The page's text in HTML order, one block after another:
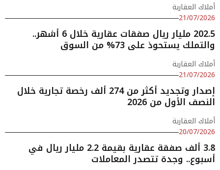
أملاك العقارية
21/07/2026
202.5 مليار ريال صفقات عقارية خلال 6 أشهر..
والتملك يستحوذ على 73% من السوق
أملاك العقارية
21/07/2026
إصدار وتجديد أكثر من 274 ألف رخصة تجارية خلال
النصف الأول من 2026
أملاك العقارية
20/07/2026
3.8 ألف صفقة عقارية بقيمة 2.2 مليار ريال في
أسبوع.. وجدة تتصدر المعاملات